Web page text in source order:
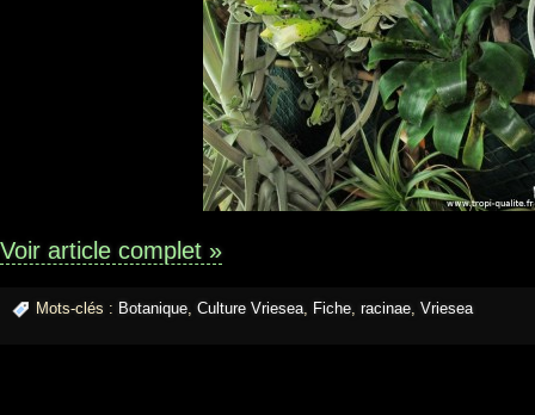
Voir article complet »
Mots-clés : Botanique, Culture Vriesea, Fiche, racinae, Vriesea